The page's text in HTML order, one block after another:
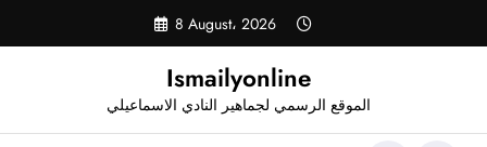
content
8 August، 2026
Ismailyonline
الموقع الرسمي لجماهير النادي الاسماعيلي